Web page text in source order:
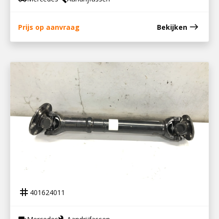
Prijs op aanvraag Bekijken east
401624011
AANDRIJFAS VENTILATOR ECONIC
tag 401624011